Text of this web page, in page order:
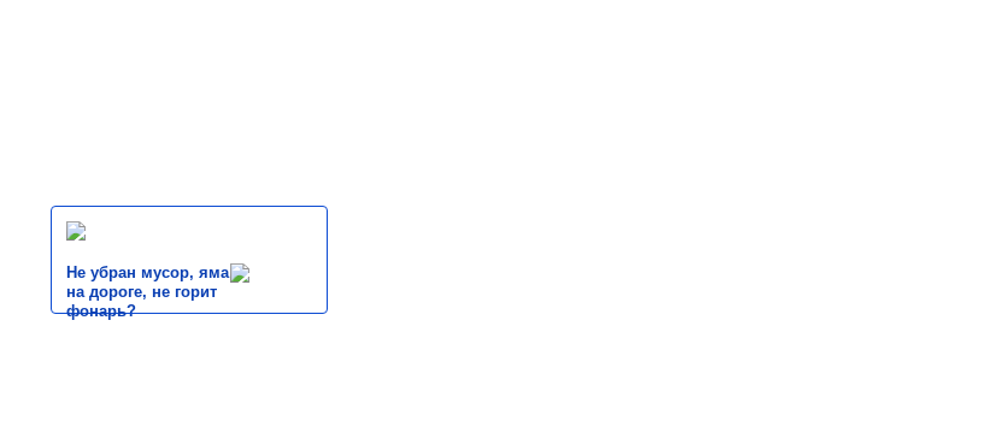
Не убран мусор, яма
на дороге, не горит
фонарь?